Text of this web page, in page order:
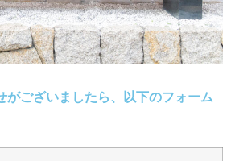
がございましたら、以下のフォーム